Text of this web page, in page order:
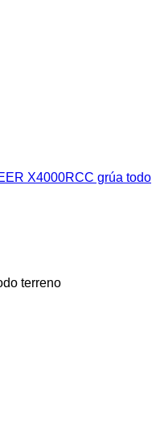
X4000RCC grúa todo
terreno